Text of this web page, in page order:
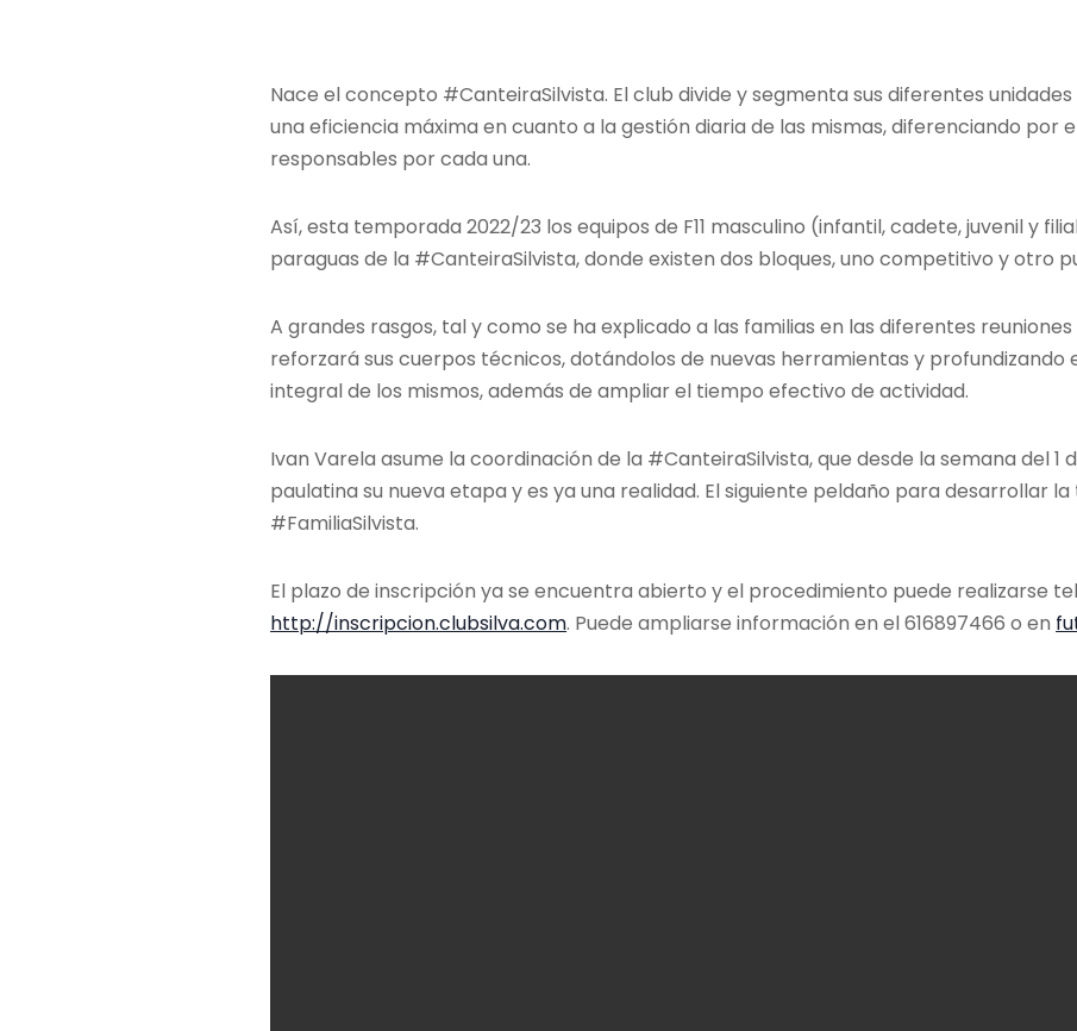
Nace el concepto #CanteiraSilvista. El club divide y segmenta sus diferentes
una eficiencia máxima en cuanto a la gestión diaria de las mismas, diferenciando por
responsables por cada una.
Así, esta temporada 2022/23 los equipos de F11 masculino (infantil, cadete, juvenil y
paraguas de la #CanteiraSilvista, donde existen dos bloques, uno competitivo y otro
A grandes rasgos, tal y como se ha explicado a las familias en las diferentes
reforzará sus cuerpos técnicos, dotándolos de nuevas herramientas y profundizando
integral de los mismos, además de ampliar el tiempo efectivo de actividad.
Ivan Varela asume la coordinación de la #CanteiraSilvista, que desde la semana del 1
paulatina su nueva etapa y es ya una realidad. El siguiente peldaño para desarrollar
#FamiliaSilvista.
El plazo de inscripción ya se encuentra abierto y el procedimiento puede realizarse
http://inscripcion.clubsilva.com. Puede ampliarse información en el 616897466 o en